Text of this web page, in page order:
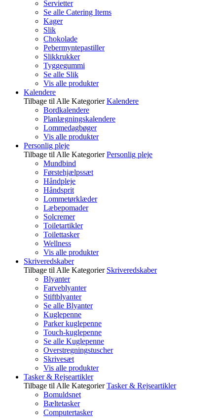
Servietter
Se alle Catering Items
Kager
Slik
Chokolade
Pebermyntepastiller
Slikkrukker
Tyggegummi
Se alle Slik
Vis alle produkter
Kalendere
Tilbage til Alle Kategorier Kalendere
Bordkalendere
Planlægningskalendere
Lommedagbøger
Vis alle produkter
Personlig pleje
Tilbage til Alle Kategorier Personlig pleje
Mundbind
Førstehjælpssæt
Håndpleje
Håndsprit
Lommetørklæder
Læbepomader
Solcremer
Toiletartikler
Toilettasker
Wellness
Vis alle produkter
Skriveredskaber
Tilbage til Alle Kategorier Skriveredskaber
Blyanter
Farveblyanter
Stiftblyanter
Se alle Blyanter
Kuglepenne
Parker kuglepenne
Touch-kuglepenne
Se alle Kuglepenne
Overstregningstuscher
Skrivesæt
Vis alle produkter
Tasker & Rejseartikler
Tilbage til Alle Kategorier Tasker & Rejseartikler
Bomuldsnet
Bæltetasker
Computertasker